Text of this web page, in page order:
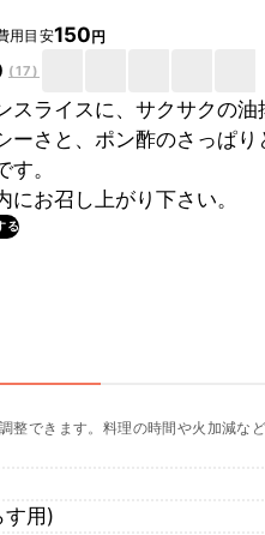
用目安150円
(17)
スライスに、サクサクの油
ーさと、ポン酢のさっぱ
。
にお召し上がり下さい。
る
整できます。料理の時間や火加減な
す用)